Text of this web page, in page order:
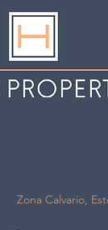
Zona Calvario,